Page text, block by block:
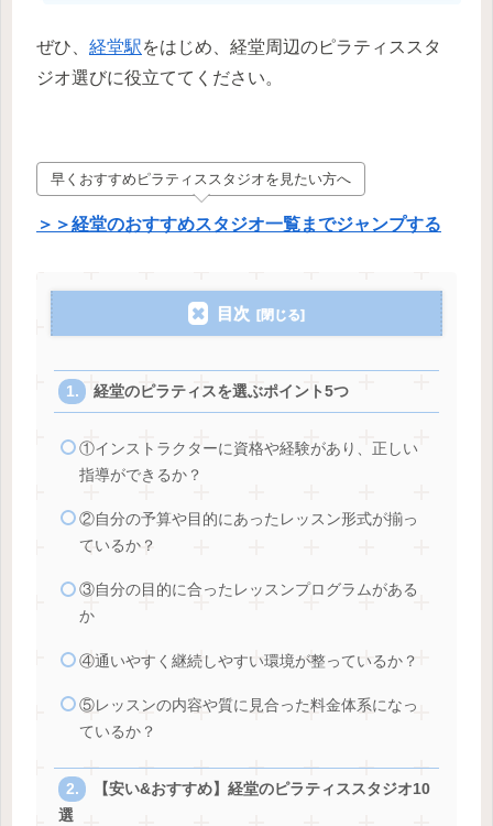
ぜひ、 経堂駅をはじめ、経堂周辺のピラティススタ
ジオ選びに役立ててください。
早くおすすめピラティススタジオを見たい方へ
＞＞経堂のおすすめスタジオ一覧までジャンプする
目次
経堂のピラティスを選ぶポイント5つ
①インストラクターに資格や経験があり、正しい
指導ができるか？
②自分の予算や目的にあったレッスン形式が揃っ
ているか？
③自分の目的に合ったレッスンプログラムがある
か
④通いやすく継続しやすい環境が整っているか？
⑤レッスンの内容や質に見合った料金体系になっ
ているか？
【安い&おすすめ】経堂のピラティススタジオ10
選